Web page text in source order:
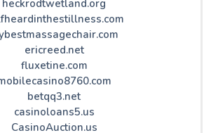
heckrodtwetland.org
ericreed.net
fluxetine.com
betqq3.net
casinoloans5.us
CasinoAuction.us